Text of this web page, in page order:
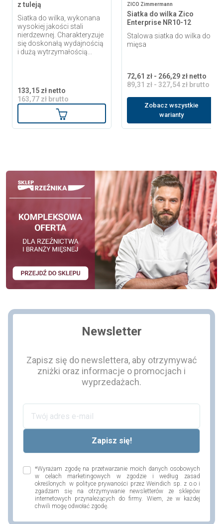
z tuleją
Siatka do wilka, wykonana
wysokiej jakości stali
nierdzewnej. Charakteryzuje
się doskonałą wydajnością
i dużą wytrzymałością...
133,15 zł netto
163,77 zł brutto
Dodaj do koszyka
ZICO Zimmermann
Siatka do wilka Zico
Enterprise NR10-12
Stalowa siatka do wilka do
mięsa
72,61 zł - 266,29 zł netto
89,31 zł - 327,54 zł brutto
Zobacz wszystkie
warianty
Newsletter
Zapisz się do newslettera, aby otrzymywać
zniżki oraz informacje o promocjach i
wyprzedażach.
*Wyrażam zgodę na przetwarzanie moich danych osobowych
w celach marketingowych w zgodzie i według zasad
określonych w polityce prywaności przez Weindich sp. z o.o i
zgadzam się na otrzymywanie newsletterów ze sklepów
internetowych przynależących do firmy. Wiem, że w każdej
chwili mogę odwołać zgodę.